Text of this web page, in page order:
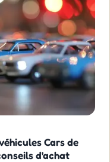
Cars de
d'achat